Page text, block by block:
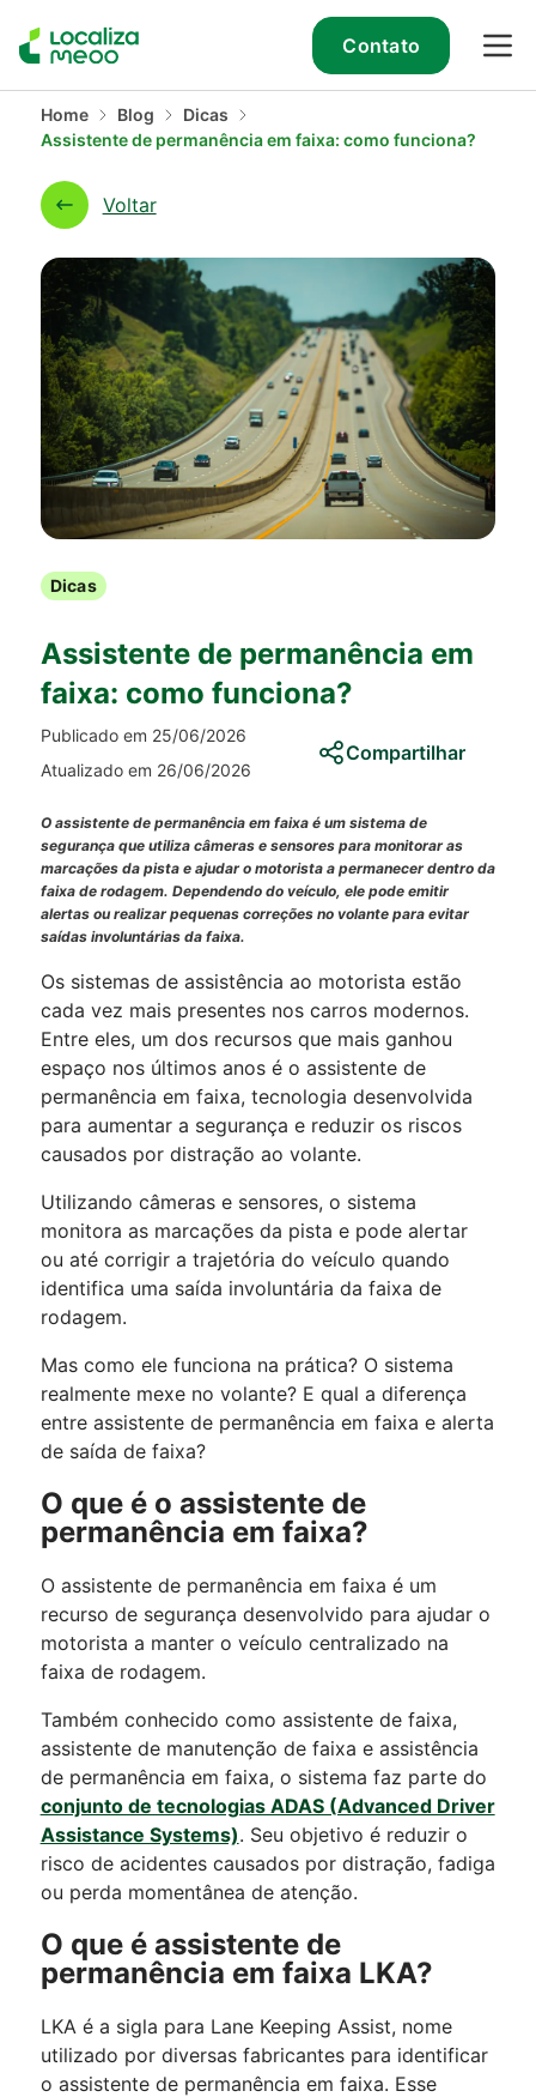
Contato
Home Blog
Dicas
Assistente de permanência em faixa: como funciona?
Voltar
Dicas
Assistente de permanência em
faixa: como funciona?
Publicado em 25/06/2026
Atualizado em 26/06/2026
Compartilhar
O assistente de permanência em faixa é um sistema de
segurança que utiliza câmeras e sensores para monitorar as
marcações da pista e ajudar o motorista a permanecer dentro da
faixa de rodagem. Dependendo do veículo, ele pode emitir
alertas ou realizar pequenas correções no volante para evitar
saídas involuntárias da faixa.
Os sistemas de assistência ao motorista estão
cada vez mais presentes nos carros modernos.
Entre eles, um dos recursos que mais ganhou
espaço nos últimos anos é o assistente de
permanência em faixa, tecnologia desenvolvida
para aumentar a segurança e reduzir os riscos
causados por distração ao volante.
Utilizando câmeras e sensores, o sistema
monitora as marcações da pista e pode alertar
ou até corrigir a trajetória do veículo quando
identifica uma saída involuntária da faixa de
rodagem.
Mas como ele funciona na prática? O sistema
realmente mexe no volante? E qual a diferença
entre assistente de permanência em faixa e alerta
de saída de faixa?
O que é o assistente de
permanência em faixa?
O assistente de permanência em faixa é um
recurso de segurança desenvolvido para ajudar o
motorista a manter o veículo centralizado na
faixa de rodagem.
Também conhecido como assistente de faixa,
assistente de manutenção de faixa e assistência
de permanência em faixa, o sistema faz parte do
conjunto de tecnologias ADAS (Advanced Driver
Assistance Systems). Seu objetivo é reduzir o
risco de acidentes causados por distração, fadiga
ou perda momentânea de atenção.
O que é assistente de
permanência em faixa LKA?
LKA é a sigla para Lane Keeping Assist, nome
utilizado por diversas fabricantes para identificar
o assistente de permanência em faixa. Esse